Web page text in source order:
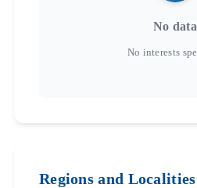
No data
Regions and Localities